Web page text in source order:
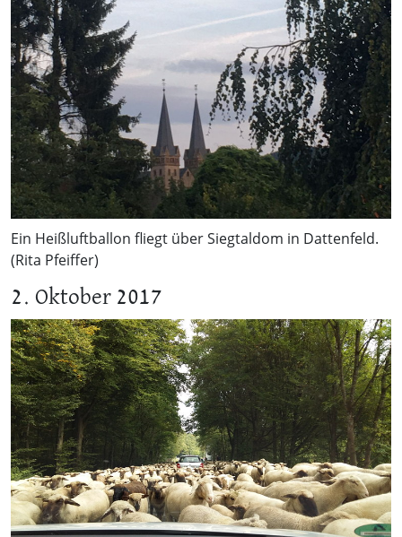
Ein Heißluftballon fliegt über Siegtaldom in Dattenfeld.
(Rita Pfeiffer)
2. Oktober 2017